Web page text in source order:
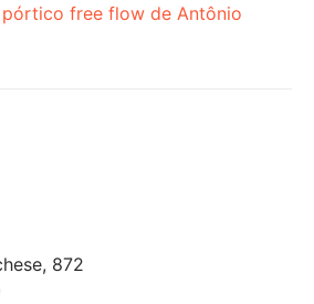
free flow de Antônio
872